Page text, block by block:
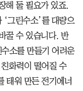
해 둘 필요가 있죠.
그린수소’를 대량으
꿀 수 있습니다. 반
소를 만들기 어려운
화력이 떨어질 수
태워 만든 전기에너